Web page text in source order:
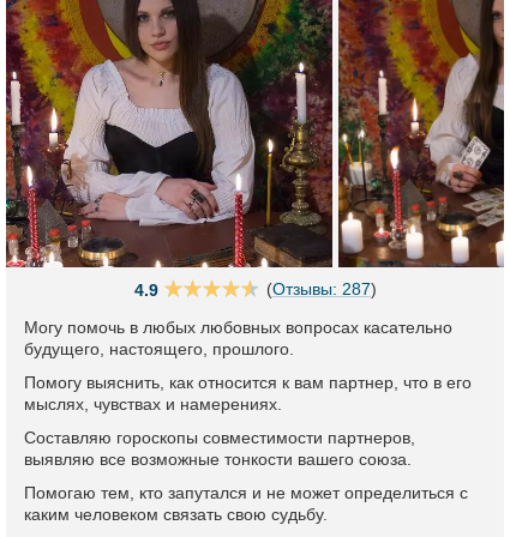
4.9 (Отзывы: 287)
Могу помочь в любых любовных вопросах касательно
будущего, настоящего, прошлого.
Помогу выяснить, как относится к вам партнер, что в его
мыслях, чувствах и намерениях.
Составляю гороскопы совместимости партнеров,
выявляю все возможные тонкости вашего союза.
Помогаю тем, кто запутался и не может определиться с
каким человеком связать свою судьбу.